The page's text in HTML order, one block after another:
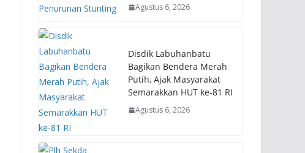
Agustus 6, 2026
Disdik Labuhanbatu
Bagikan Bendera Merah
Putih, Ajak Masyarakat
Semarakkan HUT ke-81 RI
Agustus 6, 2026